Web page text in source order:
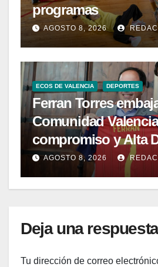
programas
AGOSTO 8, 2026
ECOS DE VALENCIA DEPORTES
Ferran Torres
Comunidad
compromiso y Alta
del 9 d’Octubre
AGOSTO 8, 2026
Deja una respuesta
Tu dirección de correo